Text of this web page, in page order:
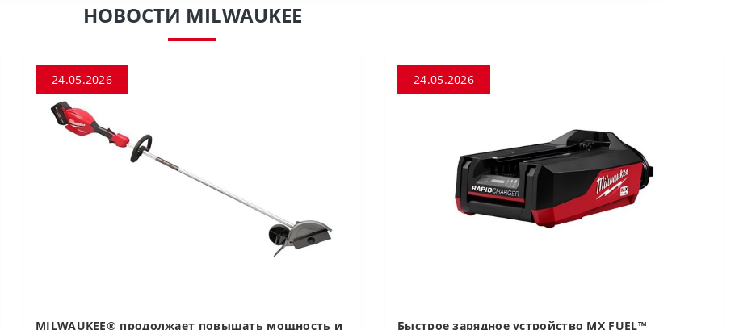
НОВОСТИ MILWAUKEE
24.05.2026
MILWAUKEE® продолжает повышать мощность и
24.05.2026
Быстрое зарядное устройство MX FUEL™